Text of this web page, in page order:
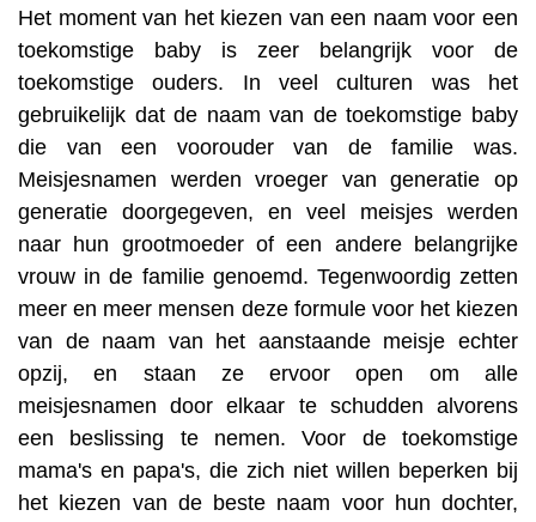
Het moment van het kiezen van een naam voor een
toekomstige baby is zeer belangrijk voor de
toekomstige ouders. In veel culturen was het
gebruikelijk dat de naam van de toekomstige baby
die van een voorouder van de familie was.
Meisjesnamen werden vroeger van generatie op
generatie doorgegeven, en veel meisjes werden
naar hun grootmoeder of een andere belangrijke
vrouw in de familie genoemd. Tegenwoordig zetten
meer en meer mensen deze formule voor het kiezen
van de naam van het aanstaande meisje echter
opzij, en staan ze ervoor open om alle
meisjesnamen door elkaar te schudden alvorens
een beslissing te nemen. Voor de toekomstige
mama's en papa's, die zich niet willen beperken bij
het kiezen van de beste naam voor hun dochter,